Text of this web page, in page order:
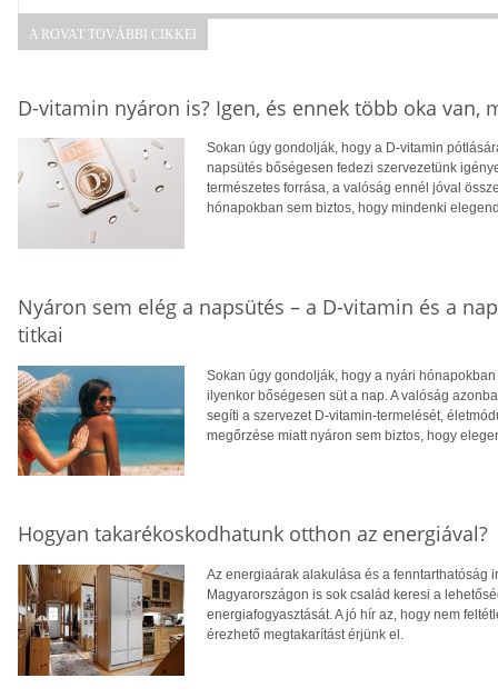
A ROVAT TOVÁBBI CIKKEI
D-vitamin nyáron is? Igen, és ennek több oka van,
Sokan úgy gondolják, hogy a D-vitamin
napsütés bőségesen fedezi szervezetünk
természetes forrása, a valóság ennél jóval
hónapokban sem biztos, hogy mindenki
Nyáron sem elég a napsütés – a D-vitamin és a
titkai
Sokan úgy gondolják, hogy a nyári
ilyenkor bőségesen süt a nap. A valóság
segíti a szervezet D-vitamin-termelését,
megőrzése miatt nyáron sem biztos, hogy
Hogyan takarékoskodhatunk otthon az energiával?
Az energiaárak alakulása és a fenntarthatóság
Magyarországon is sok család keresi a
energiafogyasztását. A jó hír az, hogy nem
érezhető megtakarítást érjünk el.